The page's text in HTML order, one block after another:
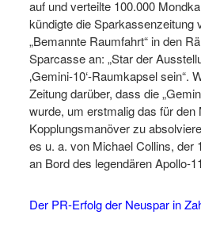
auf und verteilte 100.000
kündigte die Sparkassenzeitung
„Bemannte Raumfahrt“ in den
Sparcasse an: „Star der
‚Gemini-10‘-Raumkapsel sein“.
Zeitung darüber, dass die
wurde, um erstmalig das für
Kopplungsmanöver zu
es u. a. von Michael Collins, der
an Bord des legendären Apollo-
Der PR-Erfolg der Neuspar in